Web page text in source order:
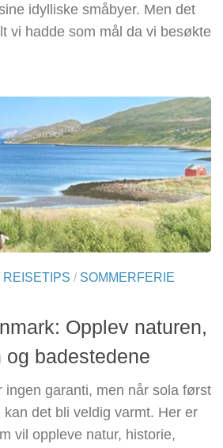
idylliske småbyer. Men det
vi hadde som mål da vi besøkte
REISETIPS / SOMMERFERIE
Opplev naturen,
badestedene
ingen garanti, men når sola først
det bli veldig varmt. Her er
vil oppleve natur, historie,